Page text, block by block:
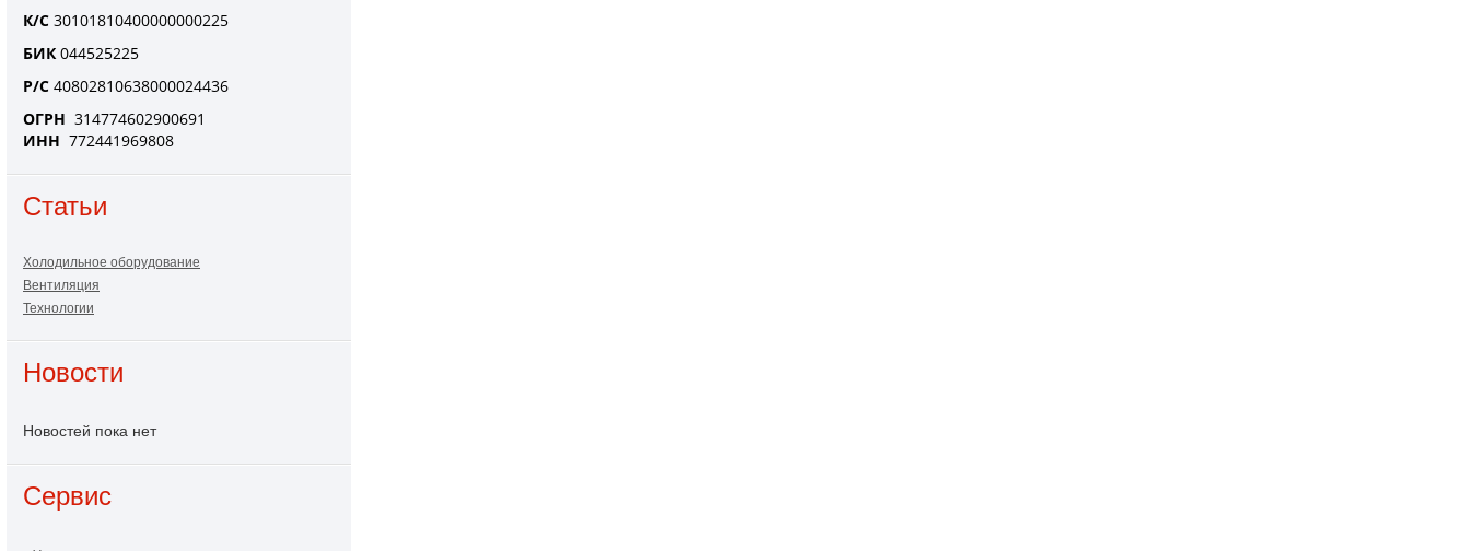
К/С 30101810400000000225
БИК 044525225
Р/С 40802810638000024436
ОГРН 314774602900691
ИНН 772441969808
Статьи
Холодильное оборудование
Вентиляция
Технологии
Новости
Новостей пока нет
Сервис